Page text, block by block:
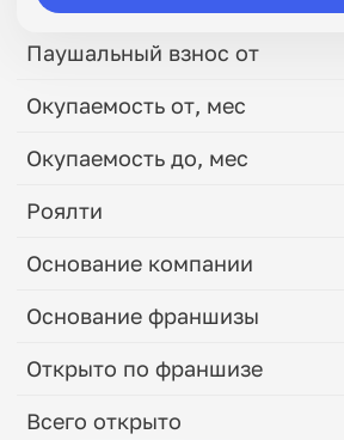
Паушальный взнос от
Окупаемость от, мес
Окупаемость до, мес
Роялти
Основание компании
Основание франшизы
Открыто по франшизе
Всего открыто